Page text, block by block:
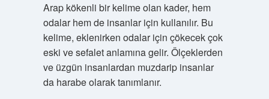
Arap kökenli bir kelime olan kader, hem
odalar hem de insanlar için kullanılır. Bu
kelime, eklenirken odalar için çökecek çok
eski ve sefalet anlamına gelir. Ölçeklerden
ve üzgün insanlardan muzdarip insanlar
da harabe olarak tanımlanır.